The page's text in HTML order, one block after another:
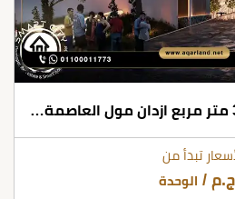
محل تجاري بمساحة 36 متر مربع ازدان مول العاصمة الإدارية
تبدأ من
ج.م / الوحدة